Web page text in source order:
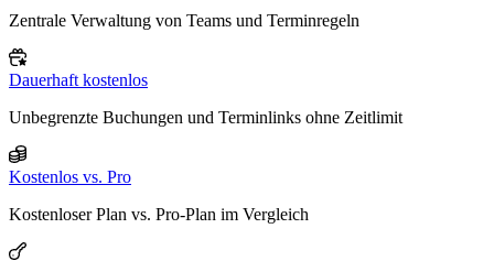
Zentrale Verwaltung von Teams und Terminregeln
Dauerhaft kostenlos
Unbegrenzte Buchungen und Terminlinks ohne Zeitlimit
Kostenlos vs. Pro
Kostenloser Plan vs. Pro-Plan im Vergleich